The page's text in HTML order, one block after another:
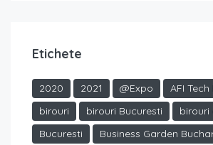
Etichete
2020 2021 @Expo
AFI Tech
birouri
birouri Bucuresti
birouri
Bucuresti
Business Garden